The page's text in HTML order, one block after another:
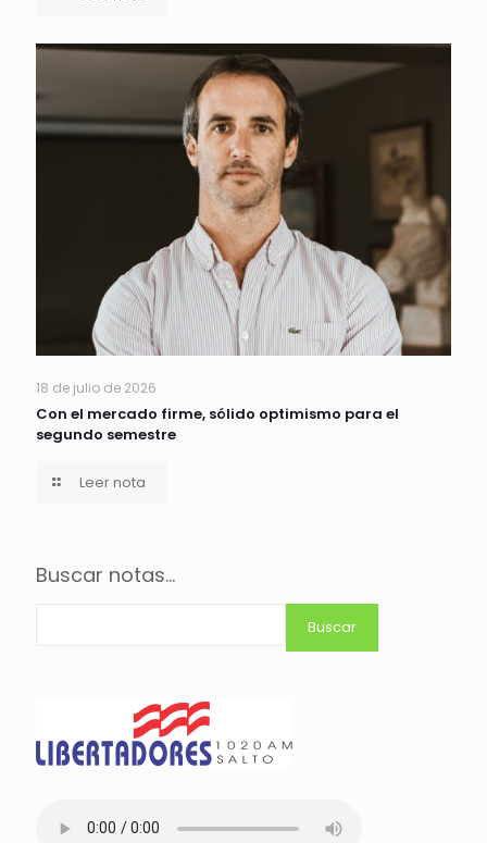
18 de julio de 2026
Con el mercado firme, sólido optimismo para el
segundo semestre
Leer nota
Buscar notas...
Buscar